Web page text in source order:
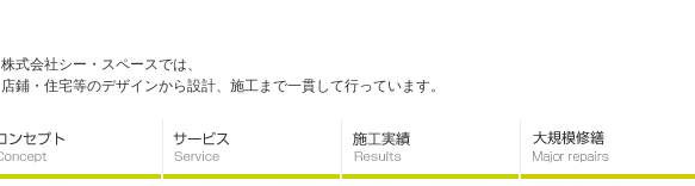
株式会社シー・スペースでは、
店鋪・住宅等のデザインから設計、施工まで一貫して行っています。